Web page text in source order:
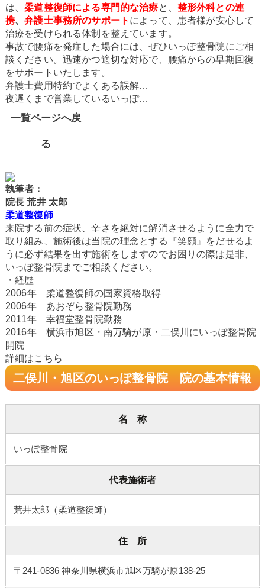
は、柔道整復師による専門的な治療と、 整形外科との連
携、弁護士事務所のサポート によって、患者様が安心して
治療を受けられる体制を整えています。
事故で腰痛を発症した場合には、ぜひいっぽ整骨院にご相
談ください。迅速かつ適切な対応で、腰痛からの早期回復
をサポートいたします。
弁護士費用特約でよくある誤解…
夜遅くまで営業しているいっぽ…
一覧ページへ戻
る
執筆者：
院長 荒井 太郎
柔道整復師
来院する前の症状、辛さを絶対に解消させるように全力で
取り組み、施術後は当院の理念とする『笑顔』をだせるよ
うに必ず結果を出す施術をしますのでお困りの際は是非、
いっぽ整骨院までご相談ください。
・経歴
2006年 柔道整復師の国家資格取得
2006年 あおぞら整骨院勤務
2011年 幸福堂整骨院勤務
2016年 横浜市旭区・南万騎が原・二俣川にいっぽ整骨院
開院
詳細はこちら
二俣川・旭区のいっぽ整骨院 院の基本情報
名 称
いっぽ整骨院
代表施術者
荒井太郎 （柔道整復師）
住 所
〒241-0836 神奈川県横浜市旭区万騎が原138-25